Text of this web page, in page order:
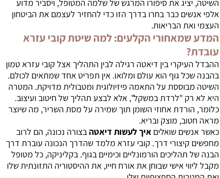
השיטה, יציג את סיפורו המרגש של שלמה המטופל, ויסביר מדוע
אלפי אנשים כבר בחרו בדרך הזו כדי להחזיר לעצמם את הביטחון
העצמי ואת הבריאות.
המדע שמאחורי הקלעים: למה שיטת קובי עזרא
עובדת?
ההבדל העיקרי בין דיאטה רגילה לבין התהליך אצל קובי עזרא טמון
בהבנה שכל גוף הוא עולם ומלואו. אין תפריט אחד שמתאים לכולם.
השיטה מבוססת על התאמה פיזיולוגית ומטבולית מדויקת. המטרה
היא לא רק "לרדת במשקל", אלא לבצע תהליך של חיטוב ועיצוב.
כלומר, הורדת אחוזי השומן תוך שמירה על מסת השריר, מה שיוצר
מראה חטוב, מוצק ובריא.
כאשר אנשים שואלים איך לעשות דיאטה בצורה נכונה, הם לרוב
מחפשים קיצורי דרך. קובי עזרא מלמד שהדרך הנכונה עוברת דרך
הבנה של תהליכים הורמונליים וכימיים בגוף. בקליניקה, כל מטופל
מקבל ליווי אישי שבוחן את אורח חייו, את ההיסטוריה התזונתית שלו